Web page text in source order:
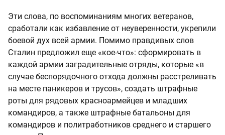
Эти слова, по воспоминаниям многих ветеранов,
сработали как избавление от неуверенности, укрепили
боевой дух всей армии. Помимо правдивых слов
Сталин предложил еще «кое-что»: сформировать в
каждой армии заградительные отряды, которые «в
случае беспорядочного отхода должны расстреливать
на месте паникеров и трусов», создать штрафные
роты для рядовых красноармейцев и младших
командиров, а также штрафные батальоны для
командиров и политработников среднего и старшего